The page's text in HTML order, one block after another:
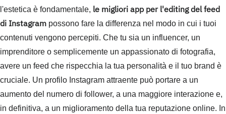
l'estetica è fondamentale, le migliori app per l'editing del feed
di Instagram possono fare la differenza nel modo in cui i tuoi
contenuti vengono percepiti. Che tu sia un influencer, un
imprenditore o semplicemente un appassionato di fotografia,
avere un feed che rispecchia la tua personalità e il tuo brand è
cruciale. Un profilo Instagram attraente può portare a un
aumento del numero di follower, a una maggiore interazione e,
in definitiva, a un miglioramento della tua reputazione online. In